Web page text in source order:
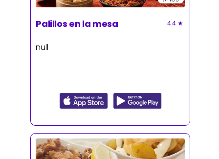
Palillos en la mesa 4.4 ★
null